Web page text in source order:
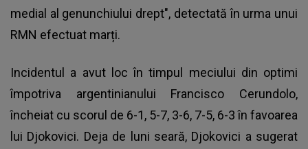
medial al genunchiului drept", detectată în urma unui
RMN efectuat marți.
Incidentul a avut loc în timpul meciului din optimi
împotriva argentinianului Francisco Cerundolo,
încheiat cu scorul de 6-1, 5-7, 3-6, 7-5, 6-3 în favoarea
lui Djokovici. Deja de luni seară, Djokovici a sugerat